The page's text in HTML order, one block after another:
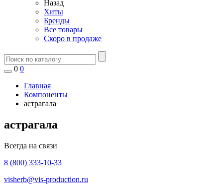
Назад
Хиты
Бренды
Все товары
Скоро в продаже
0 0
Главная
Компоненты
астрагала
астрагала
Всегда на связи
8 (800) 333-10-33
visherb@vis-production.ru